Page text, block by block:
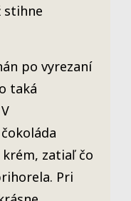
stihne
po vyrezaní
taká
zatiaľ čo
Pri